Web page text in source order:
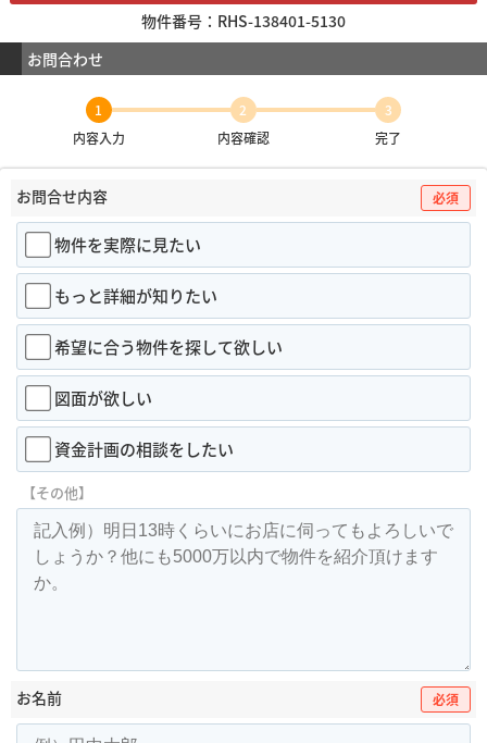
物件番号：RHS-138401-5130
お問合わせ
1
内容入力
2
内容確認
3
完了
お問合せ内容 必須
物件を実際に見たい
もっと詳細が知りたい
希望に合う物件を探して欲しい
図面が欲しい
資金計画の相談をしたい
【その他】
お名前 必須